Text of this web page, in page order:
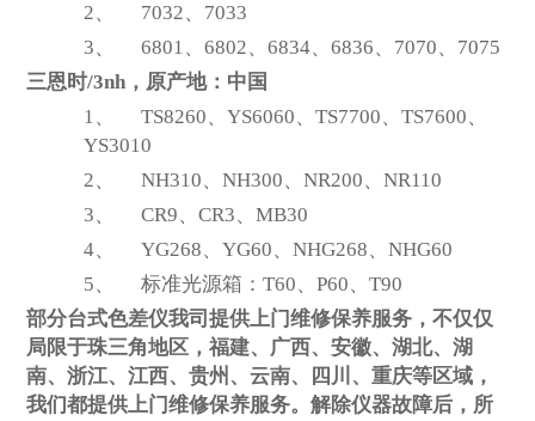
2、
7032、7033
3、
6801、6802、6834、6836、7070、7075
三恩时/3nh，原产地：中国
1、
TS8260、YS6060、TS7700、TS7600、
YS3010
2、
NH310、NH300、NR200、NR110
3、
CR9、CR3、MB30
4、
YG268、YG60、NHG268、NHG60
5、
标准光源箱：T60、P60、T90
部分台式色差仪我司提供上门维修保养服务，不仅仅
局限于珠三角地区，福建、广西、安徽、湖北、湖
南、浙江、江西、贵州、云南、四川、重庆等区域，
我们都提供上门维修保养服务。解除仪器故障后，所